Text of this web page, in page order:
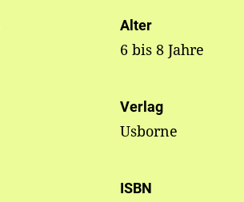
Alter
6 bis 8 Jahre
Verlag
Usborne
ISBN